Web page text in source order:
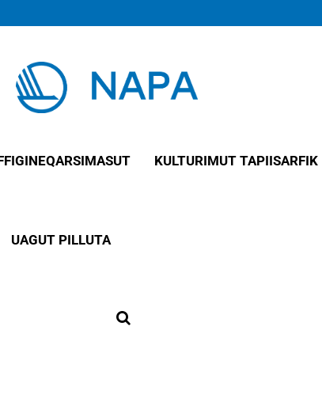
KULTURIMUT TAPIISARFIK
UAGUT PILLUTA